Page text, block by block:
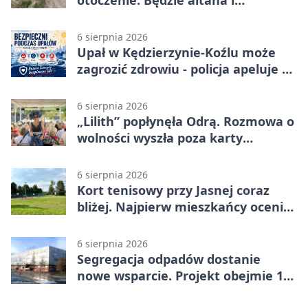
6 sierpnia 2026
Upał w Kędzierzynie-Koźlu może
zagrozić zdrowiu - policja apeluje o
6 sierpnia 2026
„Lilith” popłynęła Odrą. Rozmowa o
wolności wyszła poza karty
6 sierpnia 2026
Kort tenisowy przy Jasnej coraz
bliżej. Najpierw mieszkańcy ocenią
6 sierpnia 2026
Segregacja odpadów dostanie
nowe wsparcie. Projekt obejmie 15